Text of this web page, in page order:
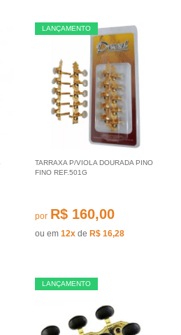
LANÇAMENTO
TARRAXA P/VIOLA DOURADA PINO
FINO REF.501G
por R$ 160,00
ou em 12x de R$ 16,28
LANÇAMENTO